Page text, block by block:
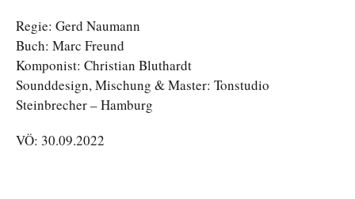
Regie: Gerd Naumann
Buch: Marc Freund
Komponist: Christian Bluthardt
Sounddesign, Mischung & Master: Tonstudio
Steinbrecher – Hamburg
VÖ: 30.09.2022